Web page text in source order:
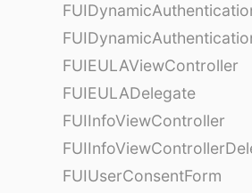
FUIEULAViewController
FUIEULADelegate
FUIInfoViewController
FUIUserConsentForm